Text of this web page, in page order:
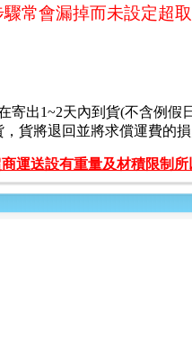
常會漏掉而未設定超
寄出1~2天內到貨(不含例假日
貨將退回並將求償運費的損
運送設有重量及材積限制所